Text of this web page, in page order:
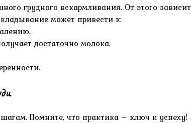
грудного вскармливания. От этого
может привести к:
достаточно молока.
Помните, что практика – ключ к успеху!